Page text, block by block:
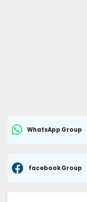
WhatsApp Group
facebook Group